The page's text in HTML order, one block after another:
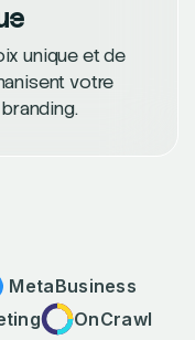
unique et de
votre
MetaBusiness
OnCrawl